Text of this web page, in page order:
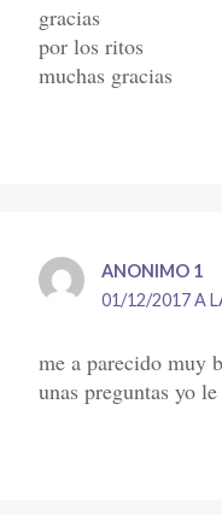
gracias
por los ritos
muchas gracias
ANONIMO 1
01/12/2017 A
me a parecido muy
unas preguntas yo